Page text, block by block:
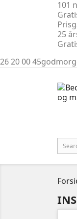
101
25
26 20 00 45